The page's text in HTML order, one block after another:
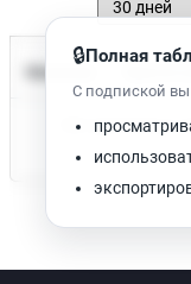
Нет доступных
🔒Полная
С подпиской